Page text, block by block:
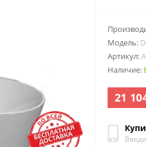
Модель:
Артикул:
Наличие:
21